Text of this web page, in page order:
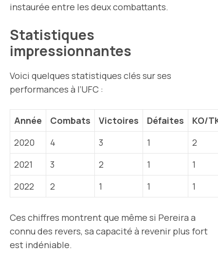
instaurée entre les deux combattants.
Statistiques
impressionnantes
Voici quelques statistiques clés sur ses
performances à l’UFC :
Année Combats Victoires Défaites
KO/
2020
4 3 1
2
2021
3 2 1
1
2022
2 1 1 1
Ces chiffres montrent que même si Pereira a
connu des revers, sa capacité à revenir plus fort
est indéniable.